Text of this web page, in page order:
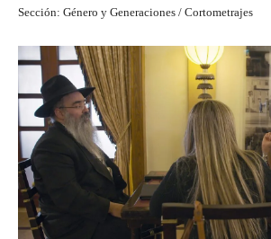
Sección: Género y Generaciones / Cortometrajes